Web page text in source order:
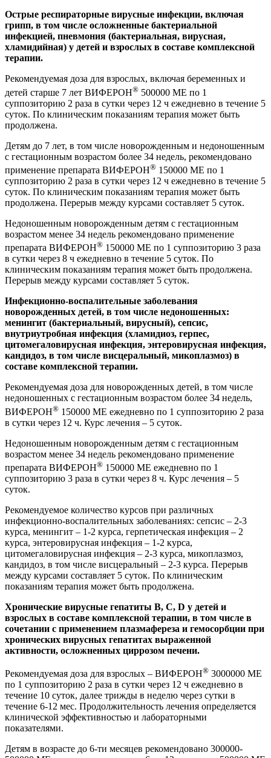
Острые респираторные вирусные инфекции, включая
грипп, в том числе осложненные бактериальной
инфекцией, пневмония (бактериальная, вирусная,
хламидийная) у детей и взрослых в составе комплексной
терапии.
Рекомендуемая доза для взрослых, включая беременных и
детей старше 7 лет ВИФЕРОН® 500000 МЕ по 1
суппозиторию 2 раза в сутки через 12 ч ежедневно в течение 5
суток. По клиническим показаниям терапия может быть
продолжена.
Детям до 7 лет, в том числе новорожденным и недоношенным
с гестационным возрастом более 34 недель, рекомендовано
применение препарата ВИФЕРОН® 150000 МЕ по 1
суппозиторию 2 раза в сутки через 12 ч ежедневно в течение 5
суток. По клиническим показаниям терапия может быть
продолжена. Перерыв между курсами составляет 5 суток.
Недоношенным новорожденным детям с гестационным
возрастом менее 34 недель рекомендовано применение
препарата ВИФЕРОН® 150000 МЕ по 1 суппозиторию 3 раза
в сутки через 8 ч ежедневно в течение 5 суток. По
клиническим показаниям терапия может быть продолжена.
Перерыв между курсами составляет 5 суток.
Инфекционно-воспалительные заболевания
новорожденных детей, в том числе недоношенных:
менингит (бактериальный, вирусный), сепсис,
внутриутробная инфекция (хламидиоз, герпес,
цитомегаловирусная инфекция, энтеровирусная инфекция,
кандидоз, в том числе висцеральный, микоплазмоз) в
составе комплексной терапии.
Рекомендуемая доза для новорожденных детей, в том числе
недоношенных с гестационным возрастом более 34 недель,
ВИФЕРОН® 150000 МЕ ежедневно по 1 суппозиторию 2 раза
в сутки через 12 ч. Курс лечения – 5 суток.
Недоношенным новорожденным детям с гестационным
возрастом менее 34 недель рекомендовано применение
препарата ВИФЕРОН® 150000 МЕ ежедневно по 1
суппозиторию 3 раза в сутки через 8 ч. Курс лечения – 5
суток.
Рекомендуемое количество курсов при различных
инфекционно-воспалительных заболеваниях: сепсис – 2-3
курса, менингит – 1-2 курса, герпетическая инфекция – 2
курса, энтеровирусная инфекция – 1-2 курса,
цитомегаловирусная инфекция – 2-3 курса, микоплазмоз,
кандидоз, в том числе висцеральный – 2-3 курса. Перерыв
между курсами составляет 5 суток. По клиническим
показаниям терапия может быть продолжена.
Хронические вирусные гепатиты В, С, D у детей и
взрослых в составе комплексной терапии, в том числе в
сочетании с применением плазмафереза и гемосорбции при
хронических вирусных гепатитах выраженной
активности, осложненных циррозом печени.
Рекомендуемая доза для взрослых – ВИФЕРОН® 3000000 МЕ
по 1 суппозиторию 2 раза в сутки через 12 ч ежедневно в
течение 10 суток, далее трижды в неделю через сутки в
течение 6-12 мес. Продолжительность лечения определяется
клинической эффективностью и лабораторными
показателями.
Детям в возрасте до 6-ти месяцев рекомендовано 300000-